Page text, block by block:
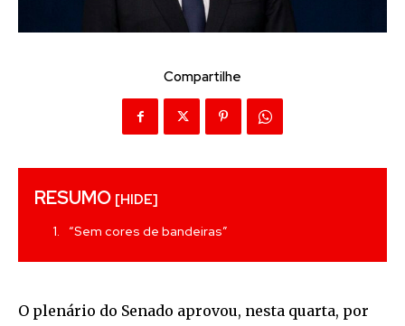
Compartilhe
RESUMO [HIDE]
“Sem cores de bandeiras”
O plenário do Senado aprovou, nesta quarta, por